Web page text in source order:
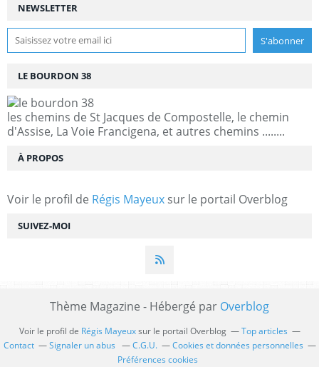
NEWSLETTER
SUIVEZ-MOI
LE BOURDON 38
les chemins de St Jacques de Compostelle, le chemin
d'Assise, La Voie Francigena, et autres chemins ........
À PROPOS
Voir le profil de Régis Mayeux sur le portail Overblog
Thème Magazine - Hébergé par Overblog
Voir le profil de Régis Mayeuxsur le portail Overblog
Top articles
Contact
Signaler un abus C.G.U.
Cookies et données personnelles
Préférences cookies